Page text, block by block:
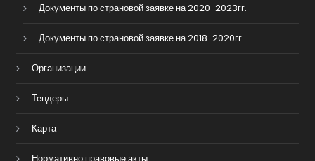
Документы по страновой заявке на 2020-2023гг.
Документы по страновой заявке на 2018-2020гг.
Организации
Тендеры
Карта